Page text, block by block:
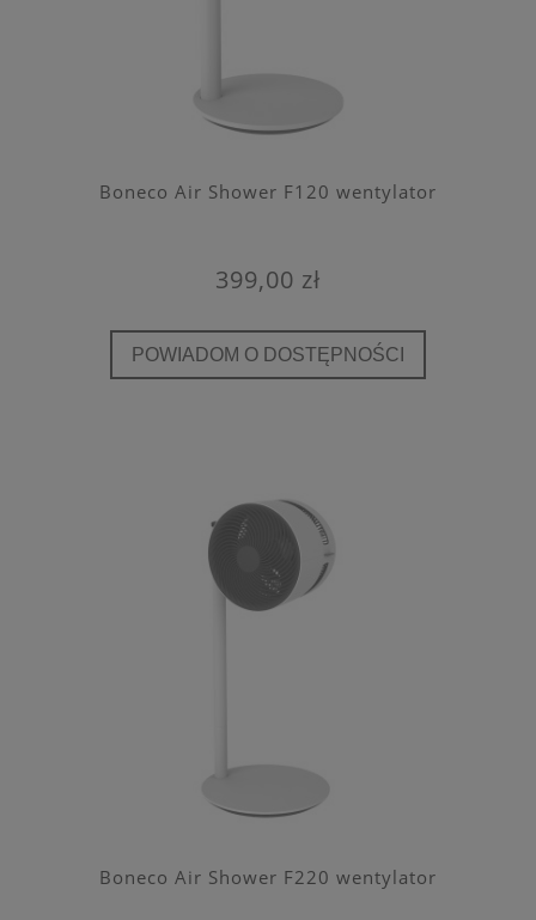
Boneco Air Shower F120 wentylator
399,00 zł
POWIADOM O DOSTĘPNOŚCI
Boneco Air Shower F220 wentylator